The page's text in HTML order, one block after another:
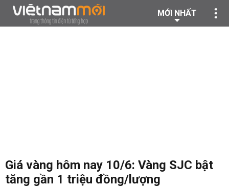
MỚI NHẤT
Giá vàng hôm nay 10/6: Vàng SJC bật
tăng gần 1 triệu đồng/lượng